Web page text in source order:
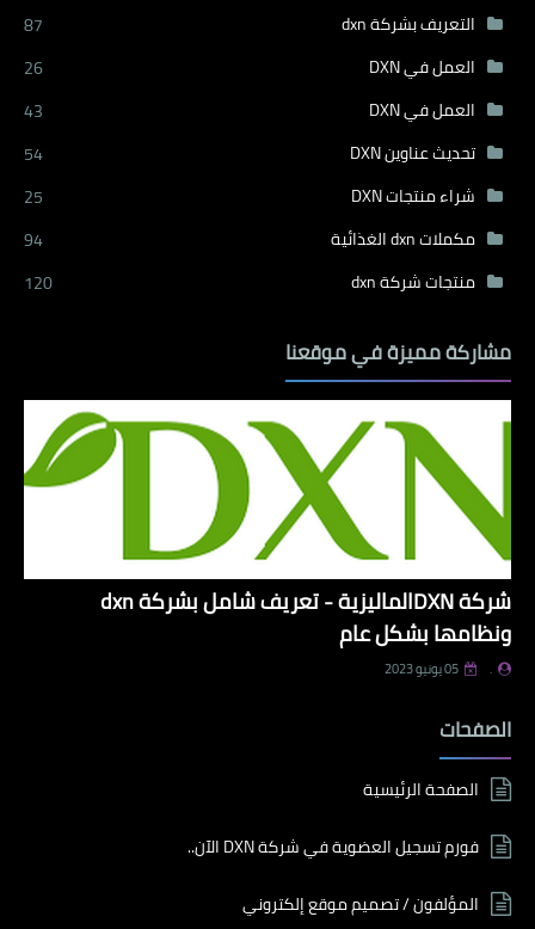
التعريف بشركة dxn
87
العمل في DXN
26
العمل في DXN
43
تحديث عناوين DXN
54
شراء منتجات DXN
25
مكملات dxn الغذائية
94
منتجات شركة dxn
120
مشاركة مميزة في موقعنا
شركة DXNالماليزية - تعريف شامل بشركة dxn
ونظامها بشكل عام
. 05 يونيو 2023
الصفحات
الصفحة الرئيسية
فورم تسجيل العضوية في شركة DXN الآن..
المؤلفون / تصميم موقع إلكتروني